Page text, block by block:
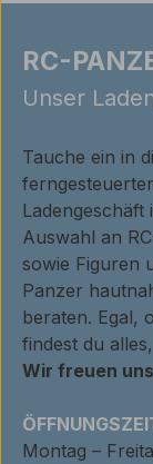
RC-
Unser
Tauche ein in
Auswahl an
sowie Figuren
Panzer
beraten. Egal,
findest du
Wir freuen
Montag –